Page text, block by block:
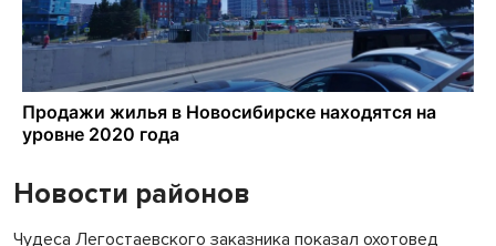
Новости районов
Чудеса Легостаевского заказника показал охотовед